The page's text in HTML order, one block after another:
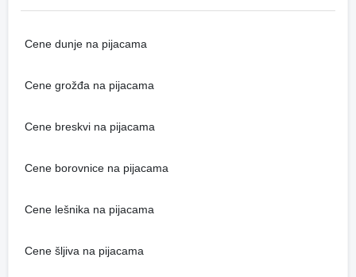
Cene dunje na pijacama
Cene grožđa na pijacama
Cene breskvi na pijacama
Cene borovnice na pijacama
Cene lešnika na pijacama
Cene šljiva na pijacama